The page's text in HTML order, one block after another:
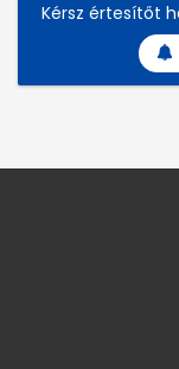
Kérsz értesítőt